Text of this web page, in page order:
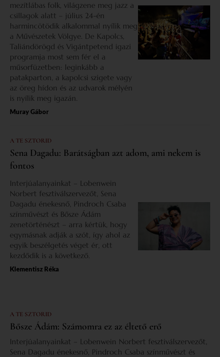
mezítlábas folk, világzene meg jazz a
csillagok alatt – július 24-én
harmincötödik alkalommal nyílik meg
a Művészetek Völgye. De Kapolcs,
Taliándörögd és Vigántpetend igazi
programja most sem fér el a
műsorfüzetben: leginkább a
patakparton, a kapolcsi szigete vagy
az öreg hídon és az udvarok mélyén
is nyílik meg igazán.
Muray Gábor
A TE SZTORID
Sena Dagadu: Barátságban azt adom, ami nekem is
fontos
Interjúalanyainkat – Lobenwein
Norbert fesztiválszervezőt, Sena
Dagadu énekesnő, Pindroch Csaba
színművészt és Bősze Ádám
zenetörténészt – arra kértük, hogy
egymásnak adják a szót, így ahol az
egyik beszélgetés véget ér, ott
kezdődik is a következő.
Klementisz Réka
A TE SZTORID
Bősze Ádám: Számomra ez az éltető erő
Interjúalanyainkat – Lobenwein Norbert fesztiválszervezőt,
Sena Dagadu énekesnő, Pindroch Csaba színművészt és